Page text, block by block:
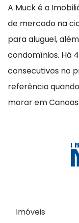
A Muck é a
de mercado na
para aluguel,
condomínios. Há
consecutivos no
referência
morar em Canoas.
Imóveis